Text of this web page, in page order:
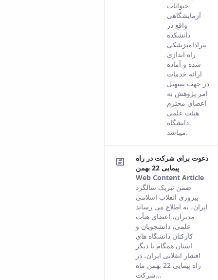
comes
from
the
version
of this
content.
حیوانات
آزمایشگاهی
واقع در
دانشکده
پیرادامپزشکی
راه اندازی
شده و آماده
ارائه خدمات
در جهت تسهیل
امر پژوهش به
اعضای محترم
هیئت علمی
دانشگاه
میباشد.
دعوت برای شرکت در راه
پیمایی 22 بهمن
Web Content Article
ضمن تبریک سالگرد
پیروزی انقلاب اسلامی
ایران، به اطلاع می رساند
مدیران، اعضای هیأت
علمی، دانشجویان و
کارکنان دانشگاه های
استان همگام با دیگر
اقشار انقلابی ایران، در
راه پیمایی 22 بهمن ماه
شرکت...